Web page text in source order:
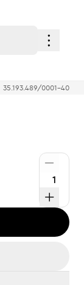
35.193.489/0001-40